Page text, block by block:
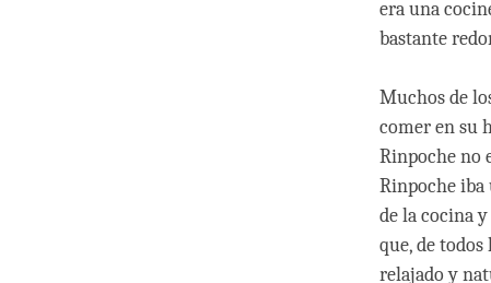
era una
bastante
Muchos de
comer en su
Rinpoche no
Rinpoche iba
de la cocina
que, de
relajado y